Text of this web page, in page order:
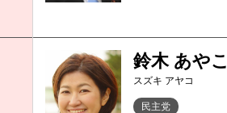
鈴木 あやこ
スズキ アヤコ
民主党